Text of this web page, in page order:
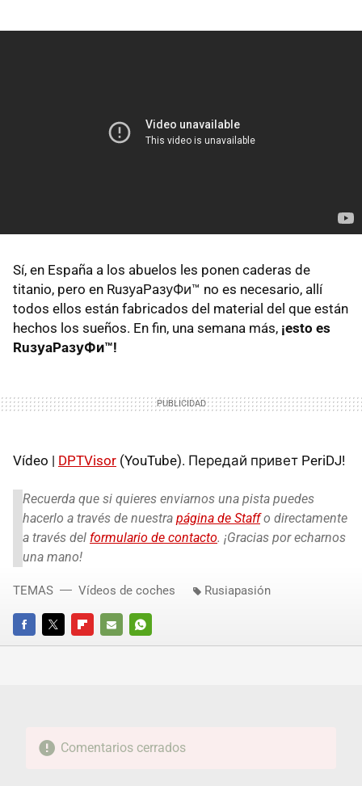
Sí, en España a los abuelos les ponen caderas de
titanio, pero en RuзуaPaзуФи™ no es necesario, allí
todos ellos están fabricados del material del que están
hechos los sueños. En fin, una semana más, ¡esto es
RuзуaPaзуФи™!
Vídeo | DPTVisor (YouTube). Передай привет PeriDJ!
Recuerda que si quieres enviarnos una pista puedes
hacerlo a través de nuestra página de Staffo directamente
a través del formulario de contacto. ¡Gracias por echarnos
una mano!
FACEBOOKTWITTERFLIPBOARD
E-
WHATSAPP
TEMAS Vídeos de coches Rusiapasión
Comentarios cerrados